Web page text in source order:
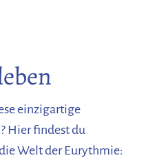
einzigartige
Hier findest du
Welt der Eurythmie: